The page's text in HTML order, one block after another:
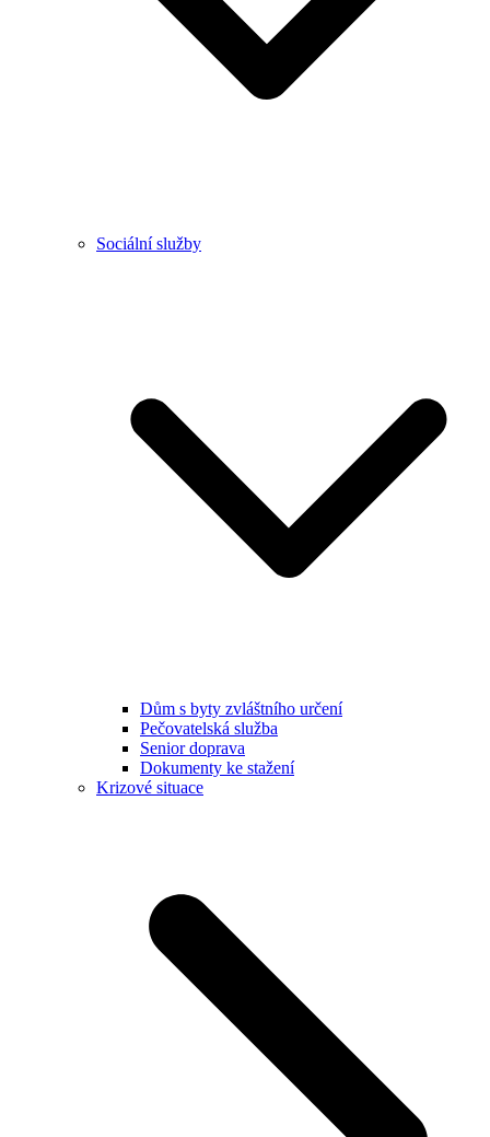
Sociální služby
Dům s byty zvláštního určení
Pečovatelská služba
Senior doprava
Dokumenty ke stažení
Krizové situace